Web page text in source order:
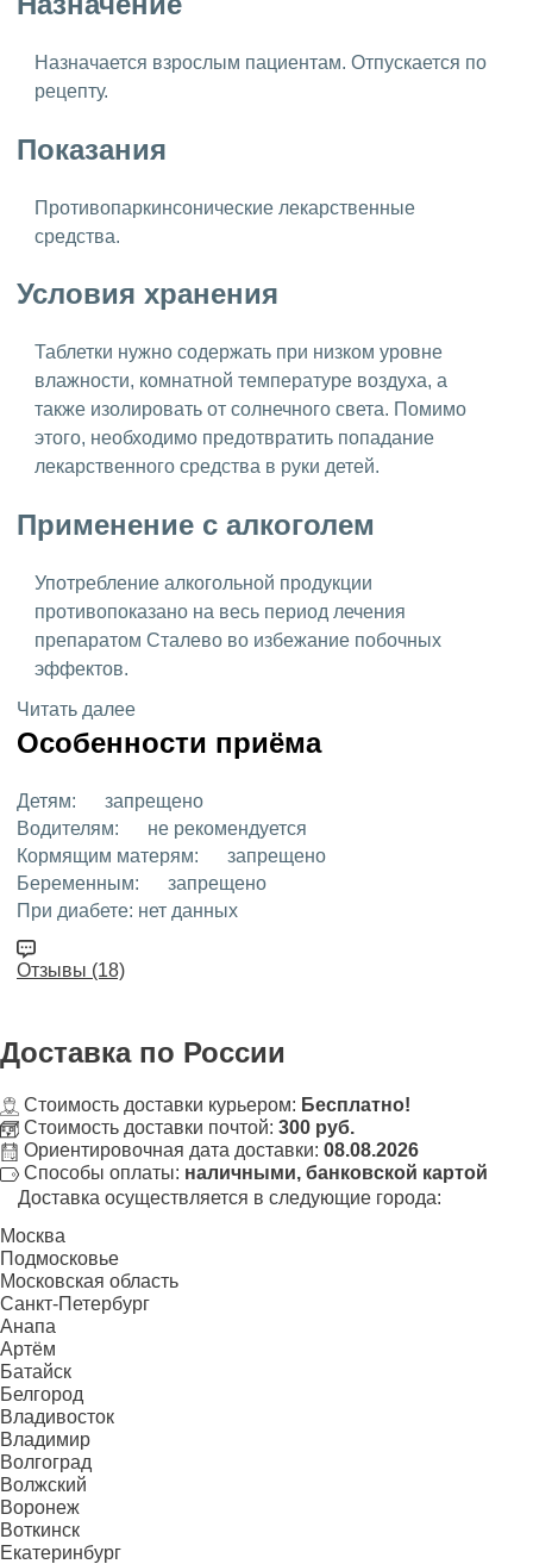
Назначается взрослым пациентам. Отпускается по
рецепту.
Показания
Противопаркинсонические лекарственные
средства.
Условия хранения
Таблетки нужно содержать при низком уровне
влажности, комнатной температуре воздуха, а
также изолировать от солнечного света. Помимо
этого, необходимо предотвратить попадание
лекарственного средства в руки детей.
Применение с алкоголем
Употребление алкогольной продукции
противопоказано на весь период лечения
препаратом Сталево во избежание побочных
эффектов.
Читать далее
Особенности приёма
Детям:
запрещено
Водителям:
не рекомендуется
Кормящим матерям:
запрещено
Беременным:
запрещено
При диабете: нет данных
Отзывы (18)
Доставка по России
Стоимость доставки курьером: Бесплатно!
Стоимость доставки почтой: 300 руб.
Ориентировочная дата доставки: 08.08.2026
Способы оплаты: наличными, банковской картой
Доставка осуществляется в следующие города:
Москва
Подмосковье
Московская область
Санкт-Петербург
Анапа
Артём
Батайск
Белгород
Владивосток
Владимир
Волгоград
Волжский
Воронеж
Воткинск
Екатеринбург